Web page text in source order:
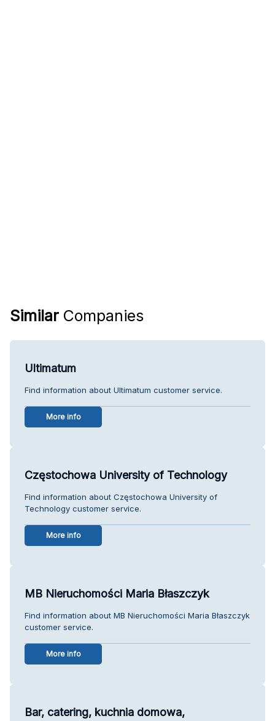
Similar Companies
Ultimatum
Find information about Ultimatum customer service.
More info
Częstochowa University of Technology
Find information about Częstochowa University of
Technology customer service.
More info
MB Nieruchomości Maria Błaszczyk
Find information about MB Nieruchomości Maria Błaszczyk
customer service.
More info
Bar, catering, kuchnia domowa,